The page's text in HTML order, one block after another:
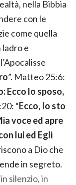
nella Bibbia
con le
come quella
ladro e
”. Matteo 25:6:
Ecco lo sposo,
“Ecco, Io sto
voce ed apre
lui ed Egli
a Dio che
in segreto.
silenzio, in